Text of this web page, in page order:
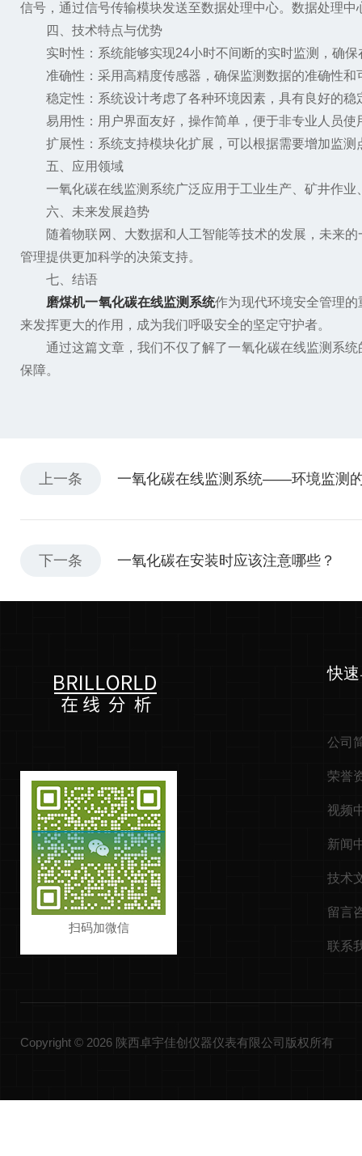
信号，通过信号传输模块发送至数据处理中心。数据处理
四、技术特点与优势
实时性：系统能够实现24小时不间断的实时监测，确保
准确性：采用高精度传感器，确保监测数据的准确性和
稳定性：系统设计考虑了各种环境因素，具有良好的稳
易用性：用户界面友好，操作简单，便于非专业人员使
扩展性：系统支持模块化扩展，可以根据需要增加监测
五、应用领域
一氧化碳在线监测系统广泛应用于工业生产、矿井作业
六、未来发展趋势
随着物联网、大数据和人工智能等技术的发展，未来的
管理提供更加科学的决策支持。
七、结语
磨煤机一氧化碳在线监测系统作为现代环境安全管理
来发挥更大的作用，成为我们呼吸安全的坚定守护者。
通过这篇文章，我们不仅了解了一氧化碳在线监测系统
保障。
上一条 一氧化碳在线监测系统——环境监测
下一条 一氧化碳在安装时应该注意哪些？
扫码加微信
快
公司
荣誉
视频
新闻
技术
留言
联系
Copyright © 2026 陕西卓宇佳创仪器仪表有限公司版权所有